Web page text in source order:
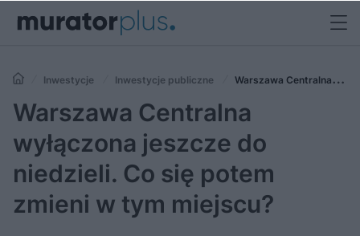
Inwestycje Inwestycje publiczne
Warszawa Centralna
wyłączona jeszcze do niedzieli. Co się potem zmieni w tym miejscu?
Warszawa Centralna
wyłączona jeszcze do
niedzieli. Co się potem
zmieni w tym miejscu?